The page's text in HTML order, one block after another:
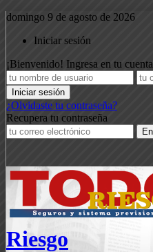
domingo 9 de agosto de 2026
Iniciar sesión
¡Bienvenido! Ingresa en tu cuenta
¿Olvidaste tu contraseña?
Recupera tu contraseña
Riesgo